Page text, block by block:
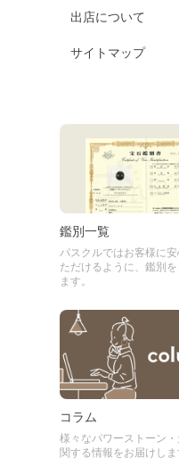
出店について
サイトマップ
鑑別一覧
パスクルではお客様に
ただけるように、鑑別
ます。
コラム
様々なパワーストーン
関する情報をお届けしま